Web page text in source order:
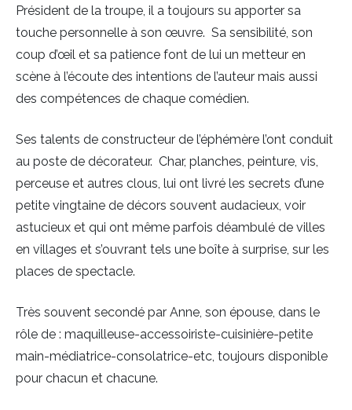
Président de la troupe, il a toujours su apporter sa
touche personnelle à son œuvre. Sa sensibilité, son
coup d’œil et sa patience font de lui un metteur en
scène à l’écoute des intentions de l’auteur mais aussi
des compétences de chaque comédien.
Ses talents de constructeur de l’éphémère l’ont conduit
au poste de décorateur. Char, planches, peinture, vis,
perceuse et autres clous, lui ont livré les secrets d’une
petite vingtaine de décors souvent audacieux, voir
astucieux et qui ont même parfois déambulé de villes
en villages et s’ouvrant tels une boîte à surprise, sur les
places de spectacle.
Très souvent secondé par Anne, son épouse, dans le
rôle de : maquilleuse-accessoiriste-cuisinière-petite
main-médiatrice-consolatrice-etc, toujours disponible
pour chacun et chacune.